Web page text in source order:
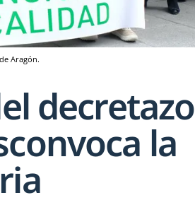
Aragón.
decretazo
la